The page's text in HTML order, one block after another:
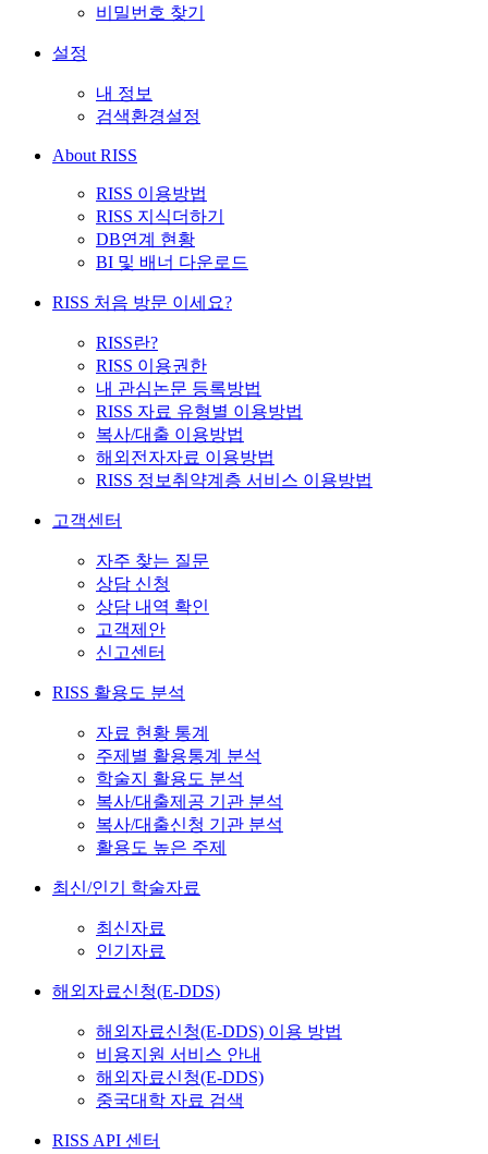
비밀번호 찾기
설정
내 정보
검색환경설정
About RISS
RISS 이용방법
RISS 지식더하기
DB연계 현황
BI 및 배너 다운로드
RISS 처음 방문 이세요?
RISS란?
RISS 이용권한
내 관심논문 등록방법
RISS 자료 유형별 이용방법
복사/대출 이용방법
해외전자자료 이용방법
RISS 정보취약계층 서비스 이용방법
고객센터
자주 찾는 질문
상담 신청
상담 내역 확인
고객제안
신고센터
RISS 활용도 분석
자료 현황 통계
주제별 활용통계 분석
학술지 활용도 분석
복사/대출제공 기관 분석
복사/대출신청 기관 분석
활용도 높은 주제
최신/인기 학술자료
최신자료
인기자료
해외자료신청(E-DDS)
해외자료신청(E-DDS) 이용 방법
비용지원 서비스 안내
해외자료신청(E-DDS)
중국대학 자료 검색
RISS API 센터